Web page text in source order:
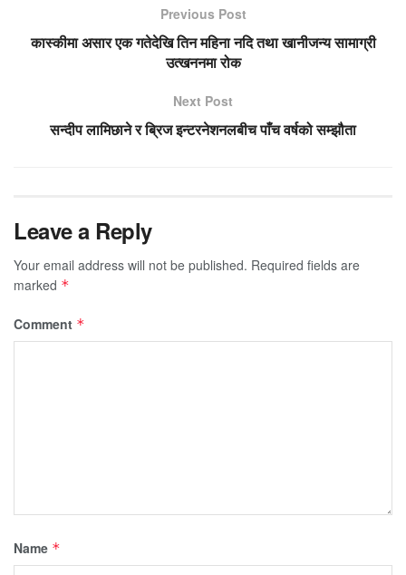
Previous Post
कास्कीमा असार एक गतेदेखि तिन महिना नदि तथा खानीजन्य सामाग्री
उत्खननमा रोक
Next Post
सन्दीप लामिछाने र ब्रिज इन्टरनेशनलबीच पाँच वर्षको सम्झौता
Leave a Reply
Your email address will not be published. Required fields are
marked *
Comment *
Name *